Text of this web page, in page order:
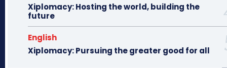
Xiplomacy: Hosting the world, building the
future
English
Xiplomacy: Pursuing the greater good for all